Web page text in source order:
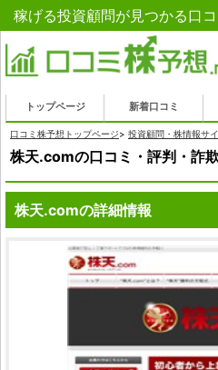
稼げる投資顧問が見つかる口
トップページ 新着口コミ
口コミ株予想トップページ> 投資顧問・株情報サ
株天.comの口コミ・評判・詐
株天.comの詳細情報